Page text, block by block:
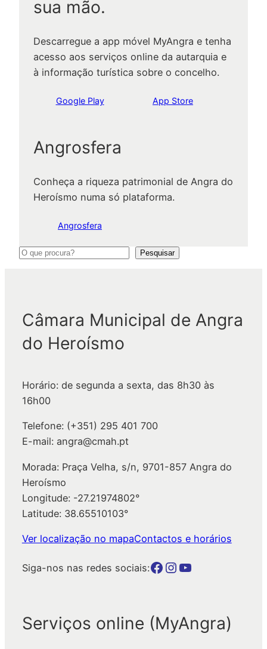
sua mão.
Descarregue a app móvel MyAngra e tenha
acesso aos serviços online da autarquia e
à informação turística sobre o concelho.
Google Play App Store
Angrosfera
Conheça a riqueza patrimonial de Angra do
Heroísmo numa só plataforma.
Angrosfera
P
u
s
Pesquisar
Câmara Municipal de Angra
do Heroísmo
Horário: de segunda a sexta, das 8h30 às
16h00
Telefone: (+351) 295 401 700
E-mail: angra@cmah.pt
Morada: Praça Velha, s/n, 9701-857 Angra do
Heroísmo
Longitude: -27.21974802°
Latitude: 38.65510103°
Ver localização no mapaContactos e horários
Siga-nos nas redes sociais:Botão para a página da autarquia no Facebook Botão para a página da autarquia no Instagram Botão para a página da autarquia no Youtube
Serviços online (MyAngra)